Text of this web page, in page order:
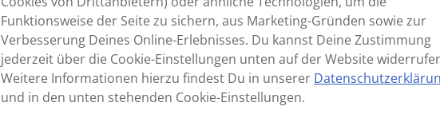
Funktionsweise der Seite zu sichern, aus Marketing-Gründen sowie zur
Verbesserung Deines Online-Erlebnisses. Du kannst Deine Zustimmung
jederzeit über die Cookie-Einstellungen unten auf der Website
Weitere Informationen hierzu findest Du in unserer
und in den unten stehenden Cookie-Einstellungen.